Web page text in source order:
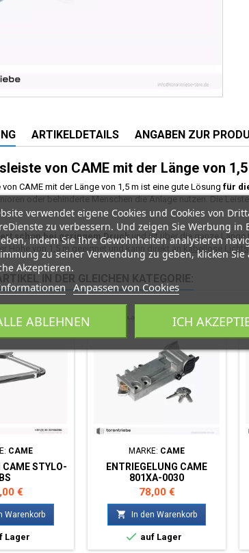
ARTIKELDETAILS ANGABEN ZUR
von CAME mit der Länge von
CAME mit der Länge von 1,5 m ist eine gute Lösung für
oder behinderte Menschen die Anlage nutzen. Die
schon bei geringem Druckund ist über die ganze Länge
Höhe von 1,5 m geeignet und kann direkt an kabellose
IN DER GLEICHEN KATEGORIE:
CAME
CAME STYLO-
BS
€
Warenkorb
Lager
MARKE: CAME
ENTRIEGELUNG CAME
801XA-0030
Preis
78,00 €
 In den Warenkorb
 auf Lager
verwendet eigene Cookies und Cookies von
zu verbessern. Und zeigen Sie Werbung in
indem Sie Ihre Gewohnheiten analysieren
zu seiner Verwendung zu geben, klicken Sie
Akzeptieren.
Anpassen von Cookies
ABLEHNEN ICH